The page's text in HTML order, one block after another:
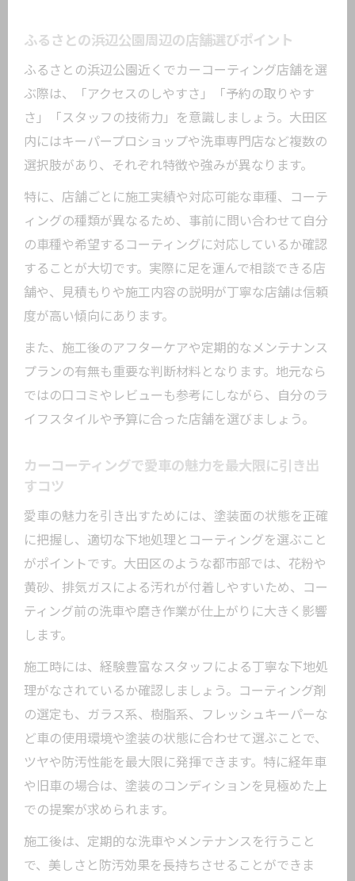
カーコーティングで車のツヤと価値を高める
秘訣
び
一般車両用カーコーティングの魅力を徹
底解説
ふるさとの浜辺公園近くで人気のコーテ
ィング技術
ふるさとの浜辺公園周辺の店舗選びポイント
ふるさとの浜辺公園近くでカーコーティング店舗を選
ぶ際は、「アクセスのしやすさ」「予約の取りやす
さ」「スタッフの技術力」を意識しましょう。大田区
内にはキーパープロショップや洗車専門店など複数の
選択肢があり、それぞれ特徴や強みが異なります。
特に、店舗ごとに施工実績や対応可能な車種、コーテ
ィングの種類が異なるため、事前に問い合わせて自分
の車種や希望するコーティングに対応しているか確認
することが大切です。実際に足を運んで相談できる店
舗や、見積もりや施工内容の説明が丁寧な店舗は信頼
度が高い傾向にあります。
また、施工後のアフターケアや定期的なメンテナンス
プランの有無も重要な判断材料となります。地元なら
ではの口コミやレビューも参考にしながら、自分のラ
イフスタイルや予算に合った店舗を選びましょう。
カーコーティングで愛車の魅力を最大限に引き出
すコツ
愛車の魅力を引き出すためには、塗装面の状態を正確
に把握し、適切な下地処理とコーティングを選ぶこと
がポイントです。大田区のような都市部では、花粉や
黄砂、排気ガスによる汚れが付着しやすいため、コー
ティング前の洗車や磨き作業が仕上がりに大きく影響
します。
施工時には、経験豊富なスタッフによる丁寧な下地処
理がなされているか確認しましょう。コーティング剤
の選定も、ガラス系、樹脂系、フレッシュキーパーな
ど車の使用環境や塗装の状態に合わせて選ぶことで、
ツヤや防汚性能を最大限に発揮できます。特に経年車
や旧車の場合は、塗装のコンディションを見極めた上
での提案が求められます。
施工後は、定期的な洗車やメンテナンスを行うこと
で、美しさと防汚効果を長持ちさせることができま